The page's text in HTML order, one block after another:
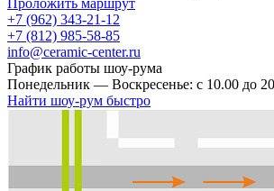
Проложить маршрут
+7 (962) 343-21-12
+7 (812) 985-58-85
info@ceramic-center.ru
График работы шоу-рума
Понедельник — Воскресенье: с 10.00 до
Найти шоу-рум быстро